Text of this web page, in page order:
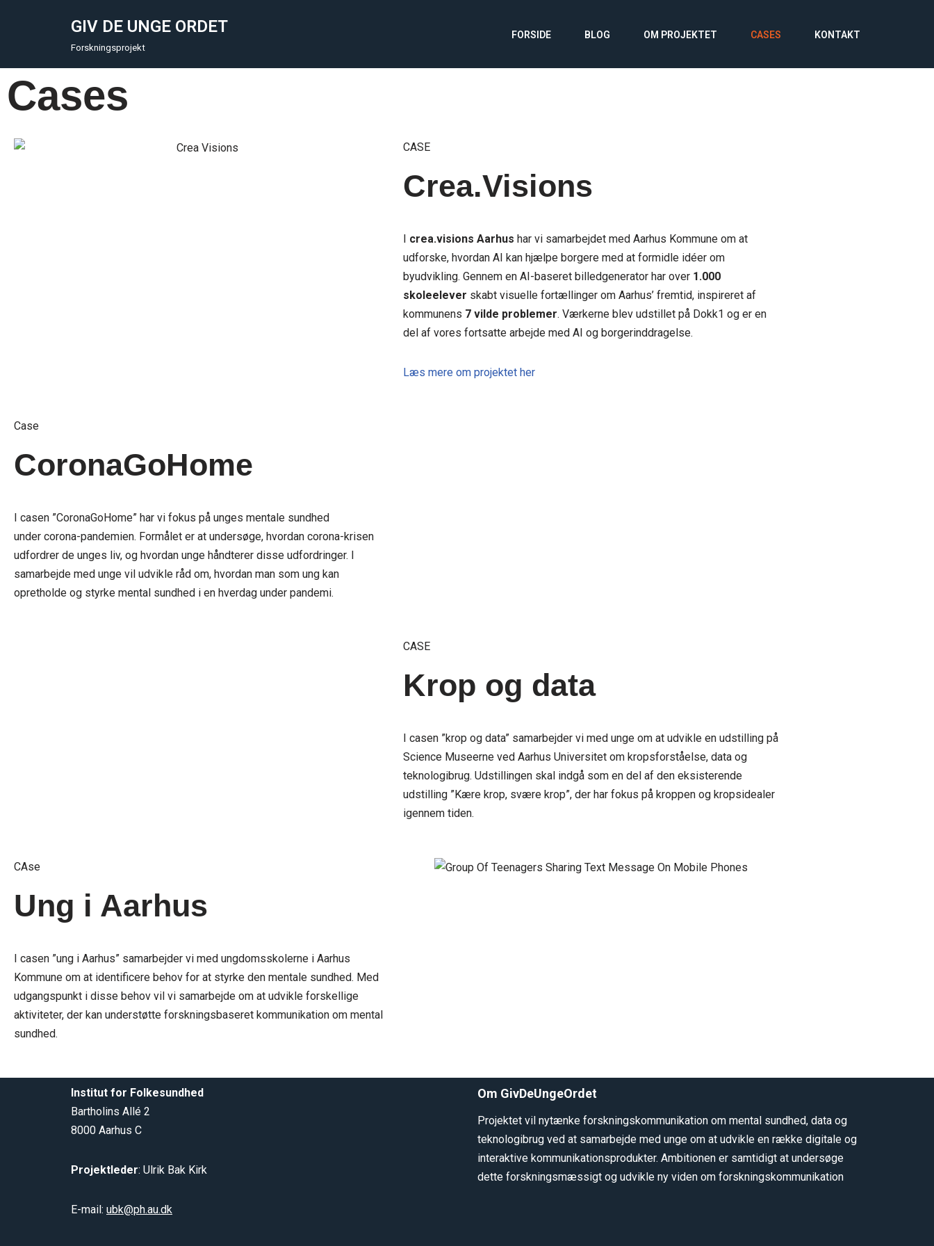
GIV DE UNGE ORDET
Forskningsprojekt
FORSIDE BLOG OM PROJEKTET CASES KONTAKT
Cases
CASE
Crea.Visions
I crea.visions Aarhus har vi samarbejdet med Aarhus Kommune om at
udforske, hvordan AI kan hjælpe borgere med at formidle idéer om
byudvikling. Gennem en AI-baseret billedgenerator har over 1.000
skoleelever skabt visuelle fortællinger om Aarhus’ fremtid, inspireret af
kommunens 7 vilde problemer. Værkerne blev udstillet på Dokk1 og er en
del af vores fortsatte arbejde med AI og borgerinddragelse.
Læs mere om projektet her
Case
CoronaGoHome
I casen ”CoronaGoHome” har vi fokus på unges mentale sundhed
under corona-pandemien. Formålet er at undersøge, hvordan corona-krisen
udfordrer de unges liv, og hvordan unge håndterer disse udfordringer. I
samarbejde med unge vil udvikle råd om, hvordan man som ung kan
opretholde og styrke mental sundhed i en hverdag under pandemi.
CASE
Krop og data
I casen ”krop og data” samarbejder vi med unge om at udvikle en udstilling på
Science Museerne ved Aarhus Universitet om kropsforståelse, data og
teknologibrug. Udstillingen skal indgå som en del af den eksisterende
udstilling ”Kære krop, svære krop”, der har fokus på kroppen og kropsidealer
igennem tiden.
CAse
Ung i Aarhus
I casen ”ung i Aarhus” samarbejder vi med ungdomsskolerne i Aarhus
Kommune om at identificere behov for at styrke den mentale sundhed. Med
udgangspunkt i disse behov vil vi samarbejde om at udvikle forskellige
aktiviteter, der kan understøtte forskningsbaseret kommunikation om mental
sundhed.
Institut for Folkesundhed
Bartholins Allé 2
8000 Aarhus C
Projektleder: Ulrik Bak Kirk
E-mail: ubk@ph.au.dk
Om GivDeUngeOrdet
Projektet vil nytænke forskningskommunikation om mental sundhed, data og
teknologibrug ved at samarbejde med unge om at udvikle en række digitale og
interaktive kommunikationsprodukter. Ambitionen er samtidigt at undersøge
dette forskningsmæssigt og udvikle ny viden om forskningskommunikation